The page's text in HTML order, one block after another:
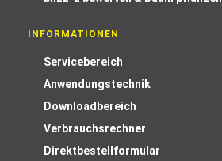
INFORMATIONEN
Servicebereich
Anwendungstechnik
Downloadbereich
Verbrauchsrechner
Direktbestellformular